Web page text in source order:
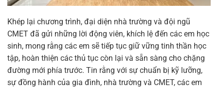
Khép lại chương trình, đại diện nhà trường và đội ngũ
CMET đã gửi những lời động viên, khích lệ đến các em học
sinh, mong rằng các em sẽ tiếp tục giữ vững tinh thần học
tập, hoàn thiện các thủ tục còn lại và sẵn sàng cho chặng
đường mới phía trước. Tin rằng với sự chuẩn bị kỹ lưỡng,
sự đồng hành của gia đình, nhà trường và CMET, các em